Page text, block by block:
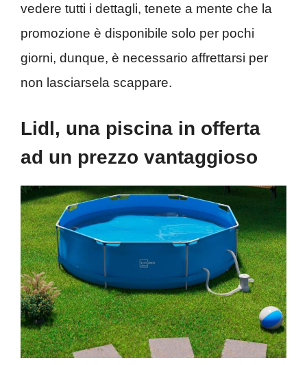
vedere tutti i dettagli, tenete a mente che la
promozione è disponibile solo per pochi
giorni, dunque, è necessario affrettarsi per
non lasciarsela scappare.
Lidl, una piscina in offerta
ad un prezzo vantaggioso